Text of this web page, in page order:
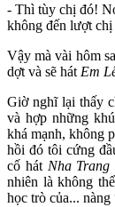
- Thì tùy chị đó!
không đến lượt chị
Vậy mà vài hôm
dợt và sẽ hát Em
Giờ nghĩ lại thấy
và hợp những
khá mạnh, không
hồi đó tôi cứng
cố hát Nha
nhiên là không
học trò của... nàng